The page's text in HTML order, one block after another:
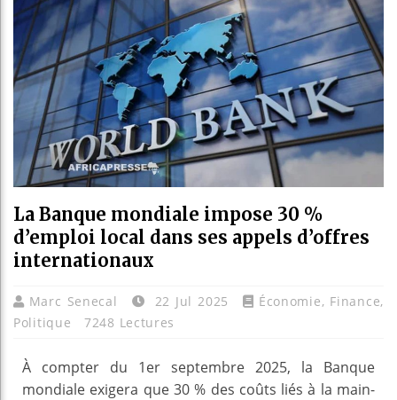
Guinée :
Réforme
Bénin :
La Banque mondiale impose 30 %
d’emploi local dans ses appels d’offres
internationaux
Marc Senecal 22 Jul 2025 Économie, Finance,
Politique
7248 Lectures
À compter du 1er septembre 2025, la Banque
mondiale exigera que 30 % des coûts liés à la main-